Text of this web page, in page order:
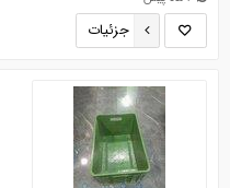
جزئیات